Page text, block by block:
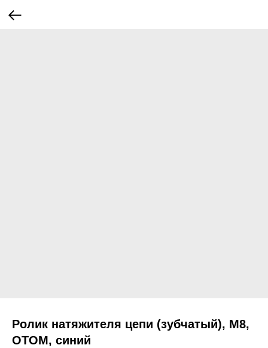
Ролик натяжителя цепи (зубчатый), M8,
OTOM, синий